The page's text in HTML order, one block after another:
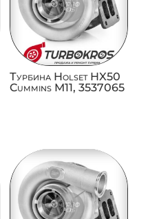
Турбина Holset HX50
Cummins M11, 3537065